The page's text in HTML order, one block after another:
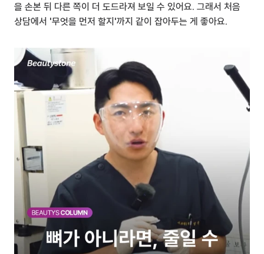
을 손본 뒤 다른 쪽이 더 도드라져 보일 수 있어요. 그래서 처음
상담에서 '무엇을 먼저 할지'까지 같이 잡아두는 게 좋아요.